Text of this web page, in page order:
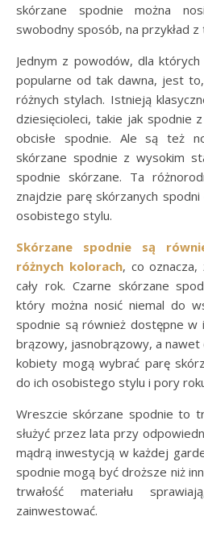
skórzane spodnie można
swobodny sposób, na przykład
Jednym z powodów, dla
popularne od tak dawna, jest
różnych stylach. Istnieją
dziesięcioleci, takie jak spodnie
obcisłe spodnie. Ale są też
skórzane spodnie z wysokim
spodnie skórzane. Ta
znajdzie parę skórzanych
osobistego stylu.
Skórzane spodnie są
różnych kolorach, co
cały rok. Czarne skórzane
który można nosić niemal do
spodnie są również dostępne w
brązowy, jasnobrązowy, a nawet
kobiety mogą wybrać parę
do ich osobistego stylu i pory
Wreszcie skórzane spodnie to
służyć przez lata przy
mądrą inwestycją w każdej
spodnie mogą być droższe niż
trwałość materiału
zainwestować.